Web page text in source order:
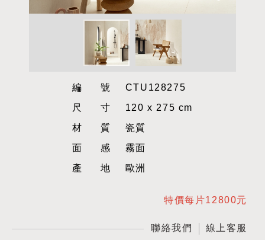
編號CTU128275
尺寸120 x 275 cm
材質瓷質
面感霧面
產地歐洲
特價每片12800元
聯絡我們 線上客服